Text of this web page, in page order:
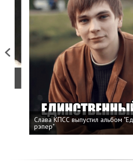
Previous
Слава КПСС выпустил альбом
рэпер"